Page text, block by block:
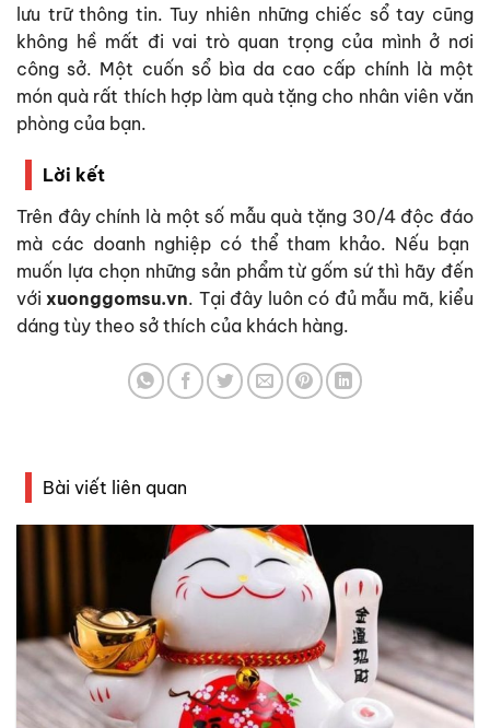
lưu trữ thông tin. Tuy nhiên những chiếc sổ tay cũng
không hề mất đi vai trò quan trọng của mình ở nơi
công sở. Một cuốn sổ bìa da cao cấp chính là một
món quà rất thích hợp làm quà tặng cho nhân viên văn
phòng của bạn.
Lời kết
Trên đây chính là một số mẫu quà tặng 30/4 độc đáo
mà các doanh nghiệp có thể tham khảo. Nếu bạn
muốn lựa chọn những sản phẩm từ gốm sứ thì hãy đến
vớixuonggomsu.vn. Tại đây luôn có đủ mẫu mã, kiểu
dáng tùy theo sở thích của khách hàng.
Bài viết liên quan